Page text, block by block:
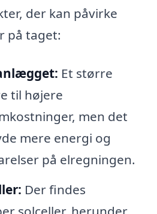
der kan påvirke
på taget:
Et større
til højere
men det
mere energi og
på elregningen.
Der findes